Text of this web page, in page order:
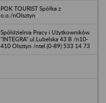
POK TOURIST Spółka z
o.o./nOlsztyn
Spółdzielnia Pracy i Użytkowników
"INTEGRA" ul.Lubelska 43 B /n10-
410 Olsztyn /ntel.(0-89) 533 14 73